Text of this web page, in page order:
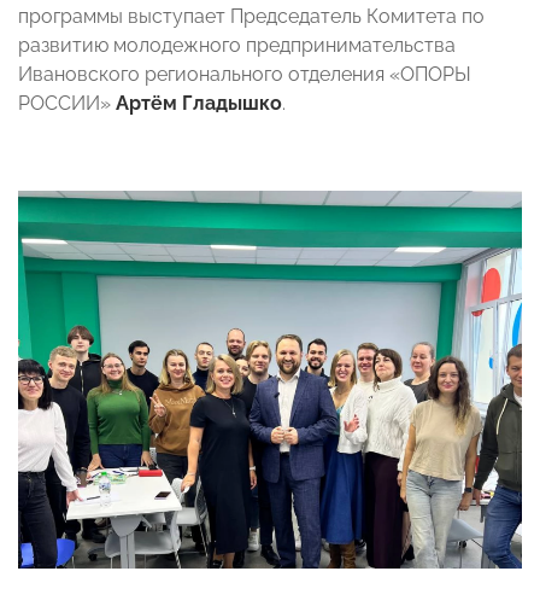
программы выступает Председатель Комитета по
развитию молодежного предпринимательства
Ивановского регионального отделения «ОПОРЫ
РОССИИ» Артём Гладышко.